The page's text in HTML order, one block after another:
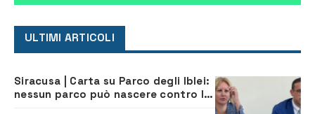
ULTIMI ARTICOLI
Siracusa | Carta su Parco degli Iblei:
nessun parco può nascere contro le